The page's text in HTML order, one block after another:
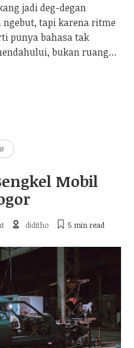
jadi deg-degan
tapi karena ritme
punya bahasa tak
bukan ruang…
Mobil
diditho 5 minread